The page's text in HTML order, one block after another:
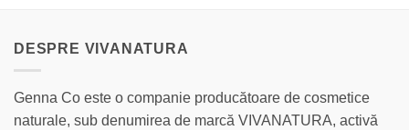
DESPRE VIVANATURA
Genna Co este o companie producătoare de cosmetice
naturale, sub denumirea de marcă VIVANATURA, activă